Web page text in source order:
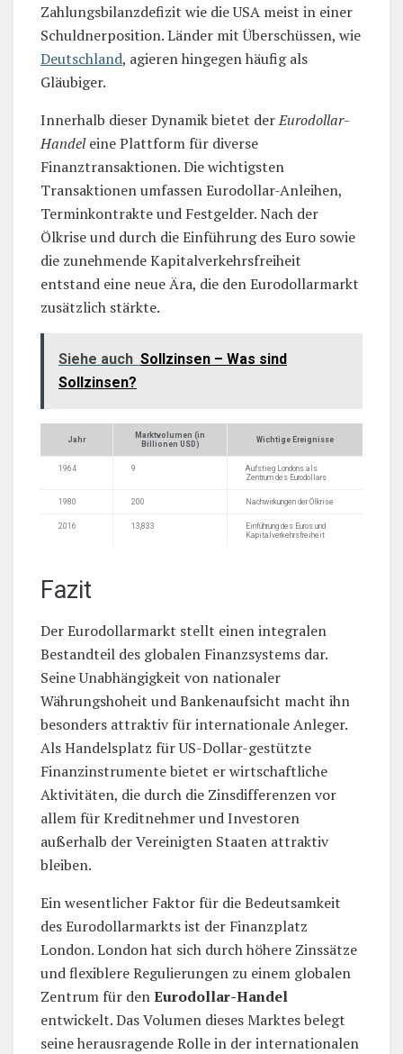
Zahlungsbilanzdefizit wie die USA meist in einer
Schuldnerposition. Länder mit Überschüssen, wie
Deutschland, agieren hingegen häufig als
Gläubiger.
Innerhalb dieser Dynamik bietet derEurodollar-
Handeleine Plattform für diverse
Finanztransaktionen. Die wichtigsten
Transaktionen umfassen Eurodollar-Anleihen,
Terminkontrakte und Festgelder. Nach der
Ölkrise und durch die Einführung des Euro sowie
die zunehmende Kapitalverkehrsfreiheit
entstand eine neue Ära, die den Eurodollarmarkt
zusätzlich stärkte.
Siehe auch Sollzinsen – Was sind
Sollzinsen?
Jahr
Marktvolumen (in
Billionen USD)
Wichtige Ereignisse
1964 9
Aufstieg Londons als
Zentrum des Eurodollars
1980 200 Nachwirkungen der Ölkrise
2016 13,833
Einführung des Euros und
Kapitalverkehrsfreiheit
Fazit
Der Eurodollarmarkt stellt einen integralen
Bestandteil des globalen Finanzsystems dar.
Seine Unabhängigkeit von nationaler
Währungshoheit und Bankenaufsicht macht ihn
besonders attraktiv für internationale Anleger.
Als Handelsplatz für US-Dollar-gestützte
Finanzinstrumente bietet er wirtschaftliche
Aktivitäten, die durch die Zinsdifferenzen vor
allem für Kreditnehmer und Investoren
außerhalb der Vereinigten Staaten attraktiv
bleiben.
Ein wesentlicher Faktor für die Bedeutsamkeit
des Eurodollarmarkts ist der Finanzplatz
London. London hat sich durch höhere Zinssätze
und flexiblere Regulierungen zu einem globalen
Zentrum für denEurodollar-Handel
entwickelt. Das Volumen dieses Marktes belegt
seine herausragende Rolle in der internationalen